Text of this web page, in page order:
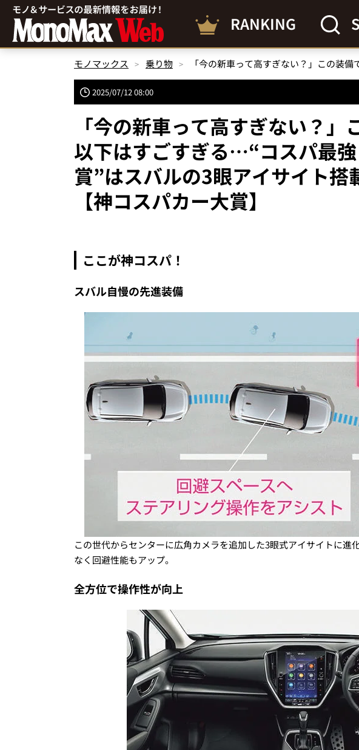
RANKING
モノマックス 乗り物
2025/07/12 08:00
「今の新車って高すぎない？
以下はすごすぎる…“コスパ最
賞”はスバルの3眼アイサイト搭
【神コスパカー大賞】
ここが神コスパ！
スバル自慢の先進装備
この世代からセンターに広角カメラを追加した3眼式アイサイトに進
なく回避性能もアップ。
全方位で操作性が向上